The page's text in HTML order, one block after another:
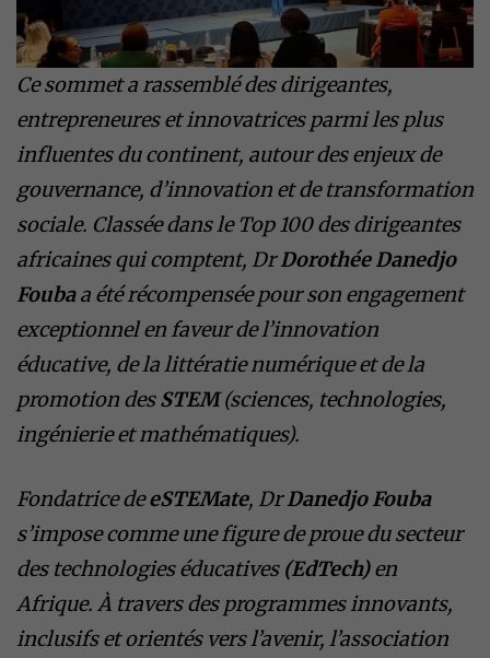
Ce sommet a rassemblé des dirigeantes,
entrepreneures et innovatrices parmi les plus
influentes du continent, autour des enjeux de
gouvernance, d’innovation et de transformation
sociale. Classée dans le Top 100 des dirigeantes
africaines qui comptent, DrDorothée Danedjo
Foubaa été récompensée pour son engagement
exceptionnel en faveur de l’innovation
éducative, de la littératie numérique et de la
promotion desSTEM(sciences, technologies,
ingénierie et mathématiques).
Fondatrice deeSTEMate, DrDanedjo Fouba
s’impose comme une figure de proue du secteur
des technologies éducatives (EdTech)en
Afrique. À travers des programmes innovants,
inclusifs et orientés vers l’avenir, l’association